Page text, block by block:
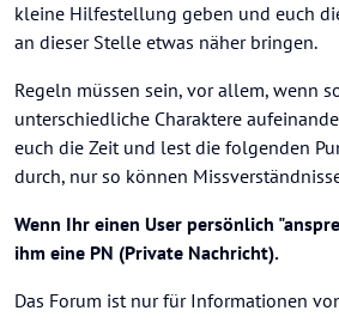
kleine Hilfestellung geben und euch
an dieser Stelle etwas näher bringen.
Regeln müssen sein, vor allem, wenn
unterschiedliche Charaktere
euch die Zeit und lest die folgenden
durch, nur so können
Wenn Ihr einen User persönlich
ihm eine PN (Private Nachricht).
Das Forum ist nur für Informationen